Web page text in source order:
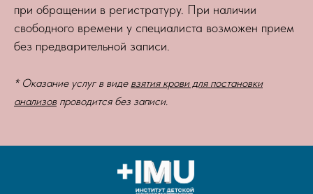
при обращении в регистратуру. При наличии
свободного времени у специалиста возможен прием
без предварительной записи.
* Оказание услуг в виде взятия крови для постановки
анализов проводится без записи.